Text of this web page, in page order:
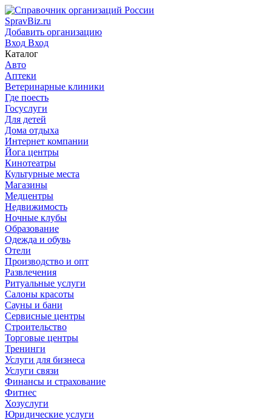
SpravBiz.ru
Добавить организацию
Вход Вход
Каталог
Авто
Аптеки
Ветеринарные клиники
Где поесть
Госуслуги
Для детей
Дома отдыха
Интернет компании
Йога центры
Кинотеатры
Культурные места
Магазины
Медцентры
Недвижимость
Ночные клубы
Образование
Одежда и обувь
Отели
Производство и опт
Развлечения
Ритуальные услуги
Салоны красоты
Сауны и бани
Сервисные центры
Строительство
Торговые центры
Тренинги
Услуги для бизнеса
Услуги связи
Финансы и страхование
Фитнес
Хозуслуги
Юридические услуги